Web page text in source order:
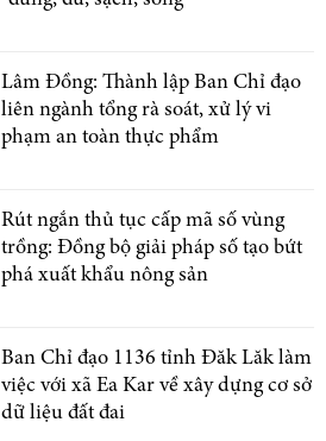
Lâm Đồng: Thành lập Ban Chỉ đạo
liên ngành tổng rà soát, xử lý vi
phạm an toàn thực phẩm
Rút ngắn thủ tục cấp mã số vùng
trồng: Đồng bộ giải pháp số tạo bứt
phá xuất khẩu nông sản
Ban Chỉ đạo 1136 tỉnh Đăk Lăk làm
việc với xã Ea Kar về xây dựng cơ sở
dữ liệu đất đai